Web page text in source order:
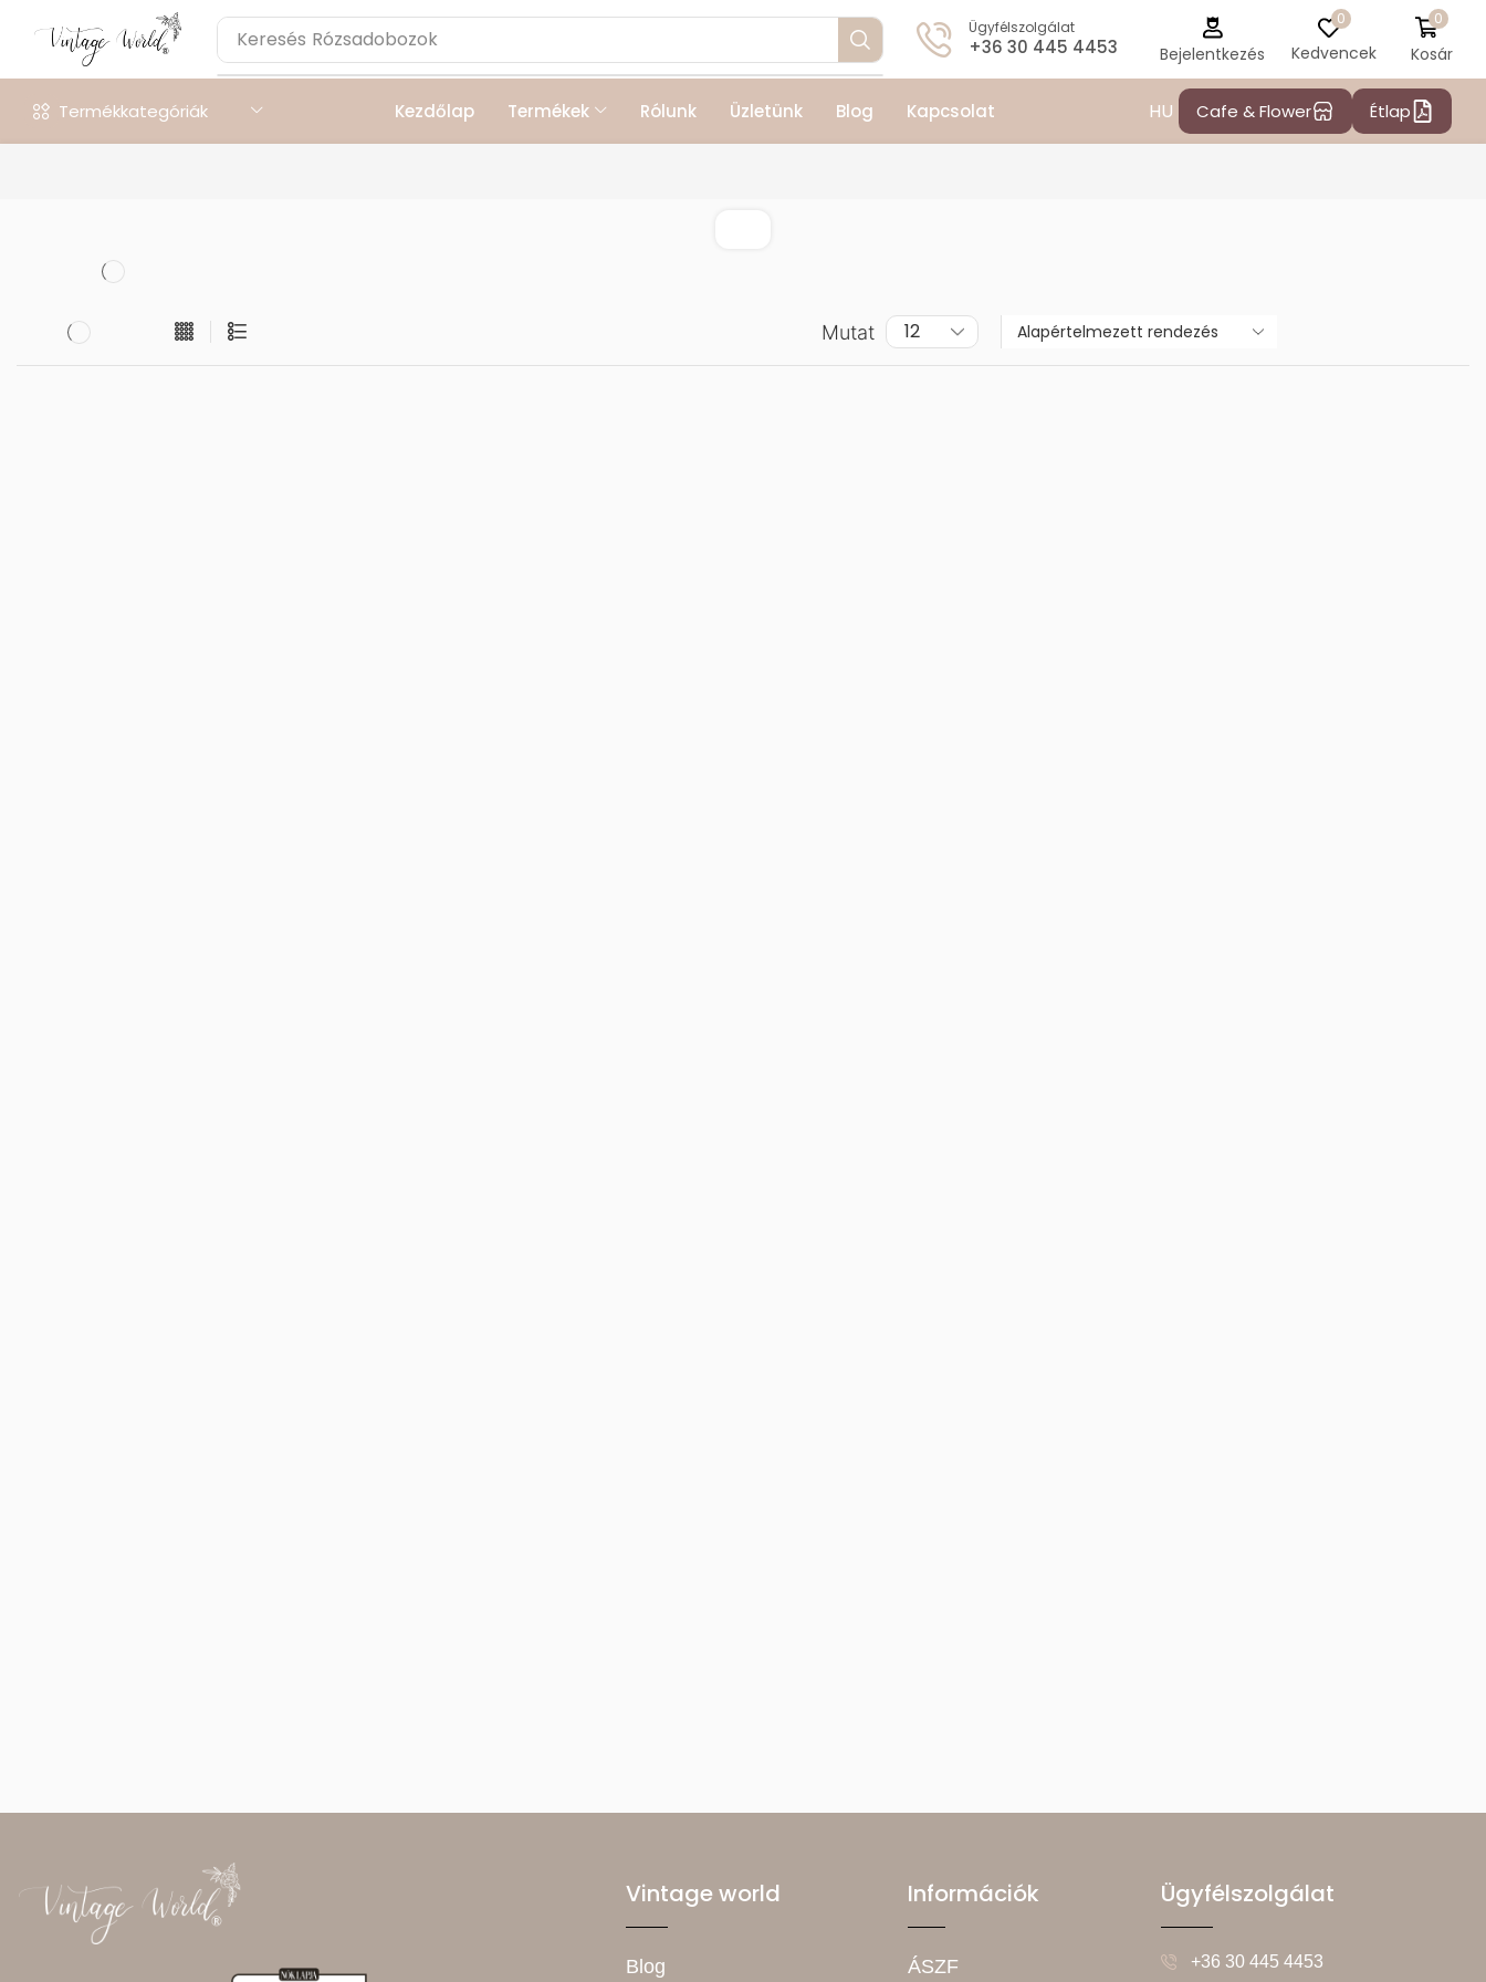
Keresés Rózsadobozok Ügyfélszolgálat
+36 30 445 4453 Bejelentkezés
0
Kedvencek
0
Kosár
Termékkategóriák Kezdőlap Termékek Rólunk Üzletünk Blog Kapcsolat HU Cafe & Flower Étlap
Mutat
Vintage world
Blog
Információk
ÁSZF
Ügyfélszolgálat
+36 30 445 4453